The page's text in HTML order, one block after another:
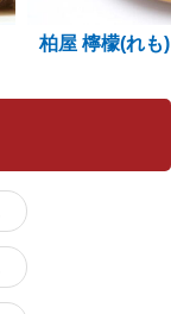
柏屋 檸檬(れも)